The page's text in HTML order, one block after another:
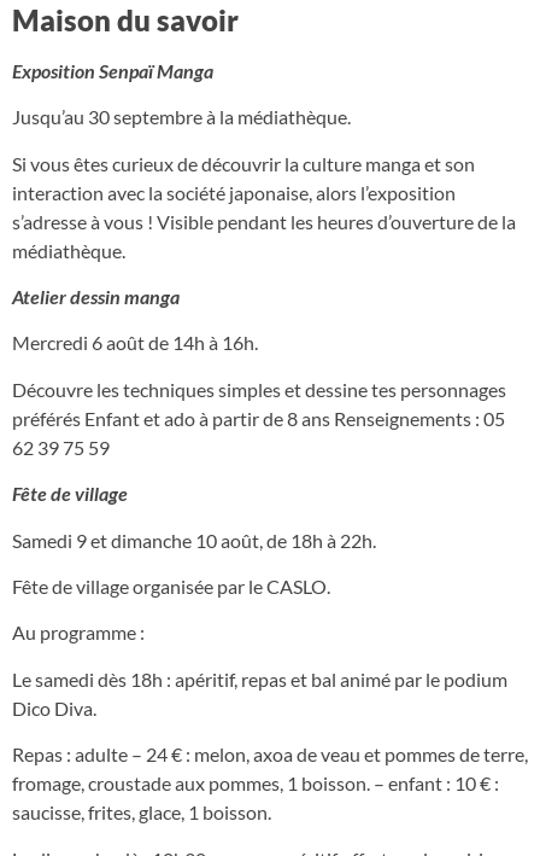
Maison du savoir
Exposition Senpaï Manga
Jusqu’au 30 septembre à la médiathèque.
Si vous êtes curieux de découvrir la culture manga et son
interaction avec la société japonaise, alors l’exposition
s’adresse à vous ! Visible pendant les heures d’ouverture de la
médiathèque.
Atelier dessin manga
Mercredi 6 août de 14h à 16h.
Découvre les techniques simples et dessine tes personnages
préférés Enfant et ado à partir de 8 ans Renseignements : 05
62 39 75 59
Fête de village
Samedi 9 et dimanche 10 août, de 18h à 22h.
Fête de village organisée par le CASLO.
Au programme :
Le samedi dès 18h : apéritif, repas et bal animé par le podium
Dico Diva.
Repas : adulte – 24 € : melon, axoa de veau et pommes de terre,
fromage, croustade aux pommes, 1 boisson. – enfant : 10 € :
saucisse, frites, glace, 1 boisson.